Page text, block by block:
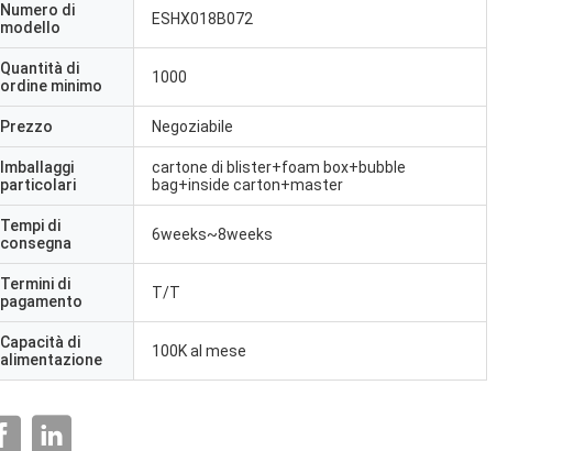
Numero di
modello
ESHX018B072
Quantità di
ordine minimo
1000
Prezzo Negoziabile
Imballaggi
particolari
cartone di blister+foam box+bubble
bag+inside carton+master
Tempi di
consegna
6weeks~8weeks
Termini di
pagamento
T/T
Capacità di
alimentazione
100K al mese